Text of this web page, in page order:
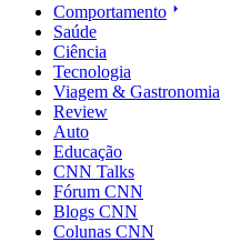
Comportamento
Saúde
Ciência
Tecnologia
Viagem & Gastronomia
Review
Auto
Educação
CNN Talks
Fórum CNN
Blogs CNN
Colunas CNN